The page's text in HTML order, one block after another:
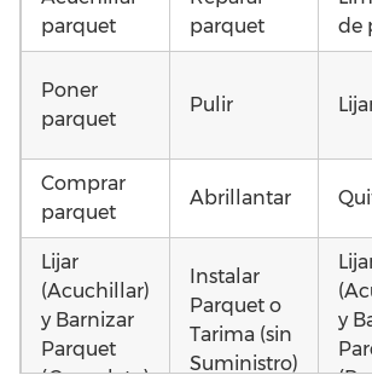
parquet
parquet
de
Poner
parquet
Pulir
Comprar
parquet
Abrillantar
Lijar
(Acuchillar)
y Barnizar
Parquet
Instalar
Parquet o
Tarima (sin
Suministro)
y